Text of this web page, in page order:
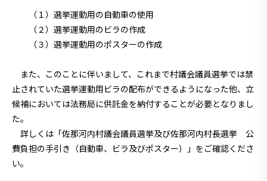
（１）選挙運動用の自動車の使用
（２）選挙運動用のビラの作成
（３）選挙運動用のポスターの作成
また、このことに伴いまして、これまで村議会議員選挙では禁
止されていた選挙運動用ビラの配布ができるようになった他、立
候補においては法務局に供託金を納付することが必要となりまし
た。
詳しくは 「佐那河内村議会議員選挙及び佐那河内村長選挙 公
費負担の手引き（自動車、ビラ及びポスター）」 をご確認くださ
い。